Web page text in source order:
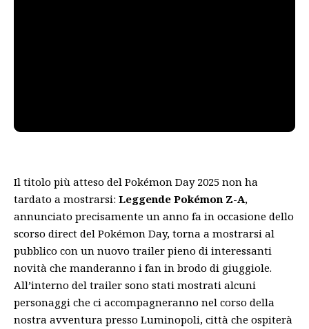
Il titolo più atteso del Pokémon Day 2025 non ha
tardato a mostrarsi: Leggende Pokémon Z-A,
annunciato precisamente un anno fa in occasione dello
scorso direct del Pokémon Day, torna a mostrarsi al
pubblico con un nuovo trailer pieno di interessanti
novità che manderanno i fan in brodo di giuggiole.
All’interno del trailer sono stati mostrati alcuni
personaggi che ci accompagneranno nel corso della
nostra avventura presso Luminopoli, città che ospiterà